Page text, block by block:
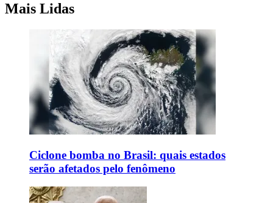
Mais Lidas
Ciclone bomba no Brasil: quais estados
serão afetados pelo fenômeno